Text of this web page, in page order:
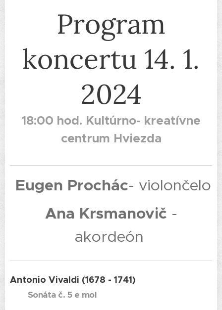
Program
koncertu 14. 1.
2024
18:00 hod. Kultúrno- kreatívne
centrum Hviezda
Eugen Prochác- violončelo
Ana Krsmanovič -
akordeón
Antonio Vivaldi (1678 - 1741)
Sonáta č. 5 e mol